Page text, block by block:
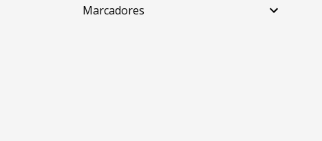
Marcadores